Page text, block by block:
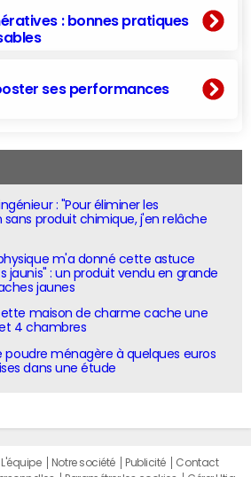
: bonnes pratiques
ses performances
: "Pour éliminer les
sans produit chimique, j'en relâche
m'a donné cette astuce
jaunis" : un produit vendu en grande
jaunes
maison de charme cache une
4 chambres
poudre ménagère à quelques euros
dans une étude
L'équipe Notre société Publicité
Contact